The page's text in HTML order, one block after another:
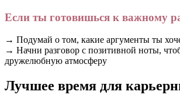
Если ты готовишься к важному
→ Подумай о том, какие аргументы ты
→ Начни разговор с позитивной ноты,
дружелюбную атмосферу
Лучшее время для